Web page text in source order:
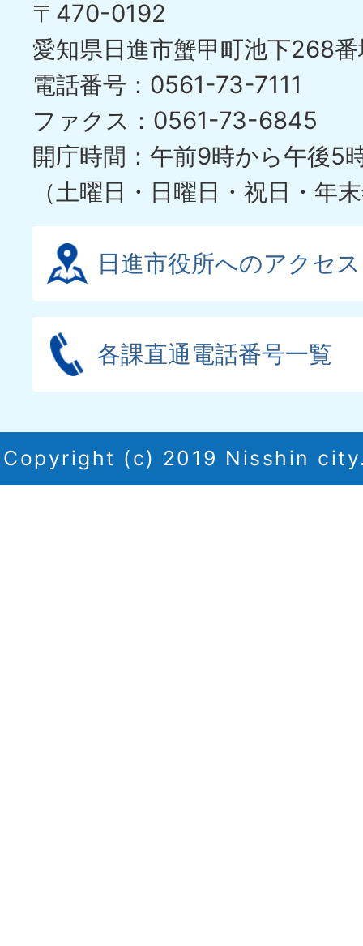
〒470-0192
愛知県日進市蟹甲町池下268
電話番号：0561-73-7111
ファクス：0561-73-6845
開庁時間：午前9時から午後5
（土曜日・日曜日・祝日・年
日進市役所へのアクセス
各課直通電話番号一覧
Copyright (c) 2019 Nisshin